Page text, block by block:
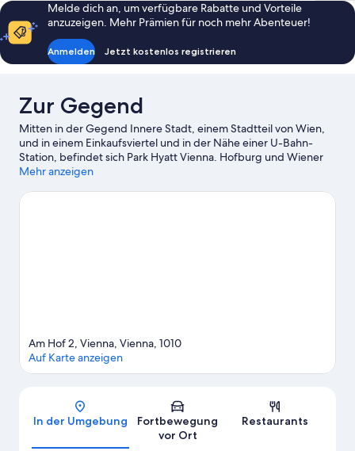
Melde dich an, um verfügbare Rabatte und Vorteile
anzuzeigen. Mehr Prämien für noch mehr Abenteuer!
Anmelden Jetzt kostenlos registrieren
Zur Gegend
Mitten in der Gegend Innere Stadt, einem Stadtteil von Wien,
und in einem Einkaufsviertel und in der Nähe einer U-Bahn-
Station, befindet sich Park Hyatt Vienna. Hofburg und Wiener
Staatsoper gehören zu den wichtigen Sehenswürdigkeiten,
hierhin machen sollten: Wiener Weihnachtsmarkt und
Mehr anzeigen
Karte
Am Hof 2, Vienna, Vienna, 1010
Auf Karte anzeigen
In der Umgebung
Fortbewegung
vor Ort
Restaurants